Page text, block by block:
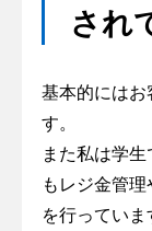
され
基本的にはお
す。
また私は学
もレジ金管
を行っていま